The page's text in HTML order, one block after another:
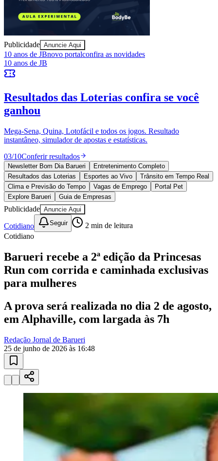
Vitória
Publicidade Anuncie Aqui
10 anos de JB novo portalconfira as novidades
10 anos de JB
Esportes ao Vivo placares e tabelas
atualizadas
Paulistão, Brasileirão, Champions League e mais. Placar em tempo
real, classificação e notícias esportivas.
04/10Acompanhar jogos
Newsletter Bom Dia Barueri
Cotidiano